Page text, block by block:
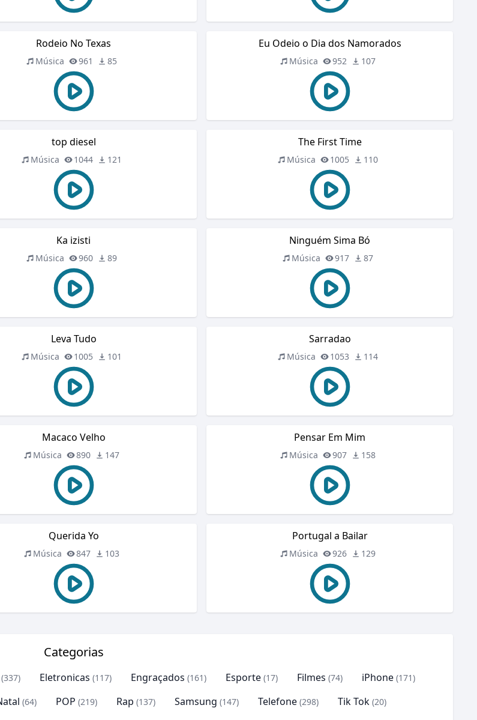
Rodeio No Texas
Música 961 85
Eu Odeio o Dia dos Namorados
Música 952 107
top diesel
Música 1044 121
The First Time
Música 1005 110
Ka izisti
Música 960 89
Ninguém Sima Bó
Música 917 87
Leva Tudo
Música 1005 101
Sarradao
Música 1053 114
Macaco Velho
Música 890 147
Pensar Em Mim
Música 907 158
Querida Yo
Música 847 103
Portugal a Bailar
Música 926 129
Categorias
(337) Eletronicas (117) Engraçados (161) Esporte (17) Filmes (74) iPhone (171)
(64) POP (219) Rap (137) Samsung (147) Telefone (298) Tik Tok (20)